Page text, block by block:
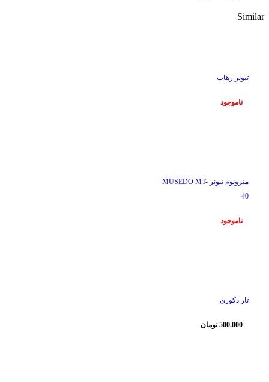
Similar
تیونر رهاب
ناموجود
مترونوم تیونر MUSEDO MT-
40
ناموجود
تار دکوری
500.000 تومان